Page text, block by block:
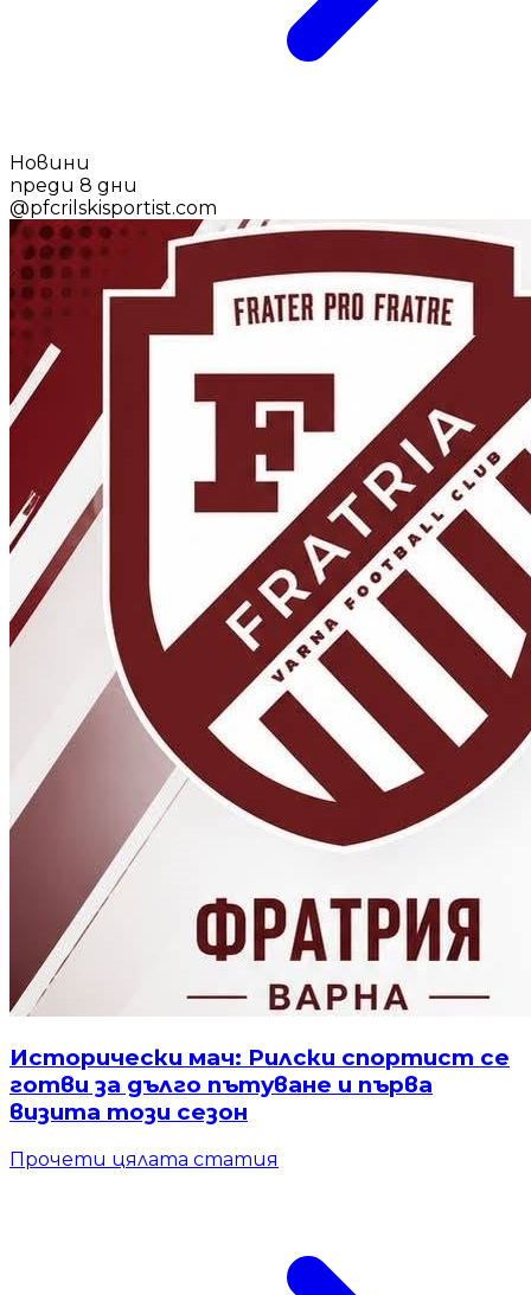
Новини
преди 8 дни
@pfcrilskisportist.com
Исторически мач: Рилски спортист се
готви за дълго пътуване и първа
визита този сезон
Прочети цялата статия